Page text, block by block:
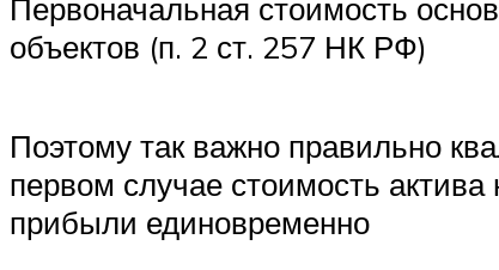
Первоначальная стоимость
объектов (п. 2 ст. 257 НК РФ)
Поэтому так важно правильно
первом случае стоимость
прибыли единовременно